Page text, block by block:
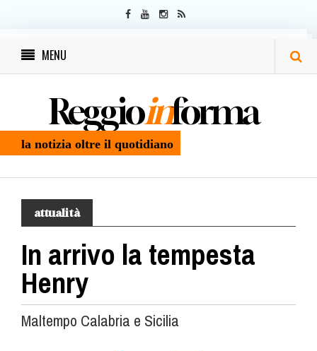
MENU
Reggioinforma
la notizia oltre il quotidiano
attualità
In arrivo la tempesta
Henry
Maltempo Calabria e Sicilia